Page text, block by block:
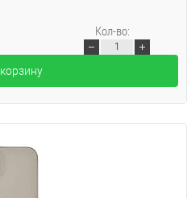
Кол-во: